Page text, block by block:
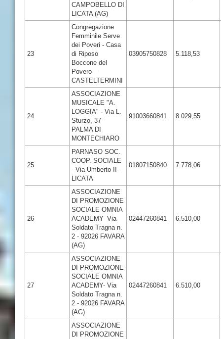
CAMPOBELLO DI
LICATA (AG)
23
Congregazione
Femminile Serve
dei Poveri - Casa
di Riposo
Boccone del
Povero -
CASTELTERMINI
03905750828 5.118,53
24
ASSOCIAZIONE
MUSICALE "A.
LOGGIA" - Via L.
Sturzo, 37 -
PALMA DI
MONTECHIARO
91003660841 8.029,55
25
PARNASO SOC.
COOP. SOCIALE
- Via Umberto II -
LICATA
01807150840 7.778,06
26
ASSOCIAZIONE
DI PROMOZIONE
SOCIALE OMNIA
ACADEMY- Via
Soldato Tragna n.
2 - 92026 FAVARA
(AG)
02447260841 6.510,00
27
ASSOCIAZIONE
DI PROMOZIONE
SOCIALE OMNIA
ACADEMY- Via
Soldato Tragna n.
2 - 92026 FAVARA
(AG)
02447260841 6.510,00
ASSOCIAZIONE
DI PROMOZIONE